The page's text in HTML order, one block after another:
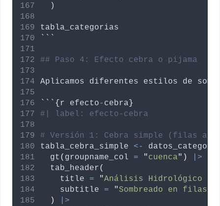
  )
tabla_categorias
```
## Paso 4: Efecto cebra o pijama
Aplicamos diferentes estilos de
``` { r efecto- cebra }
#| label: efecto-cebra
# Versión 1: Cebra simple (filas
tabla_cebra_simple
<-
  gt
( groupname_col = "cuenca" )
|>
  tab_header
(
title
= "Análisis Hidrológico -
subtitle
= "Sombreado en filas
)
|>